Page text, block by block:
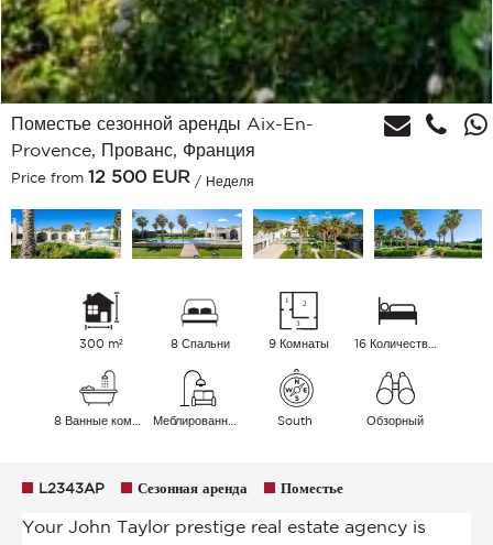
Поместье сезонной аренды Aix-En-
Provence, Прованс, Франция
Price from 12 500 EUR / Неделя
300 m² 8 Спальни 9 Комнаты 16 Количество спальных мест
South Обзорный
L2343AP Сезонная аренда Поместье